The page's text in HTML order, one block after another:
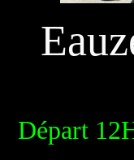
Départ